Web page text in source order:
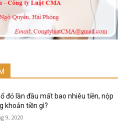
đỏ lần đầu mất bao nhiêu tiền, nộp
khoản tiền gì?
9, 2020